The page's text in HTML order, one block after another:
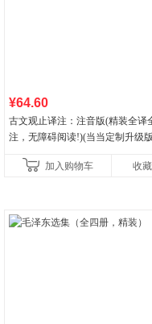
¥64.60
古文观止译注：注音版(精装全译
注，无障碍阅读!)(当当定制升级
加入购物车 收藏